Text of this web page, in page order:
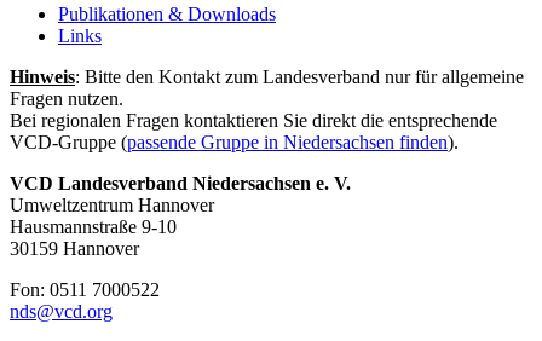
Publikationen & Downloads
Links
Hinweis: Bitte den Kontakt zum Landesverband nur für allgemeine
Fragen nutzen.
Bei regionalen Fragen kontaktieren Sie direkt die entsprechende
VCD-Gruppe (passende Gruppe in Niedersachsen finden).
VCD Landesverband Niedersachsen e. V.
Umweltzentrum Hannover
Hausmannstraße 9-10
30159 Hannover
Fon: 0511 7000522
nds@vcd.org